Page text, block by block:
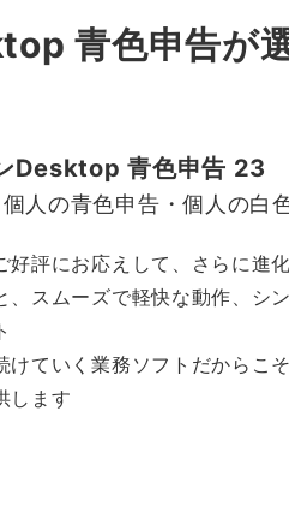
青色申告が
Desktop 青色申告 23
人の青色申告・個人の白
好評にお応えして、さらに進
、スムーズで軽快な動作、シ
けていく業務ソフトだからこ
します